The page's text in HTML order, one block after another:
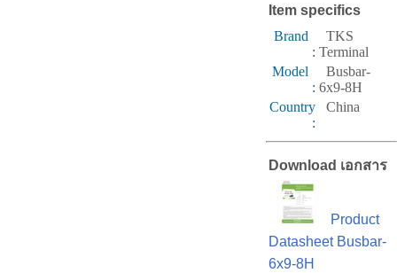
Item specifics
Brand
:
TKS
Terminal
Model
:
Busbar-
6x9-8H
Country
:
China
Download เอกสาร
Product
Datasheet Busbar-
6x9-8H